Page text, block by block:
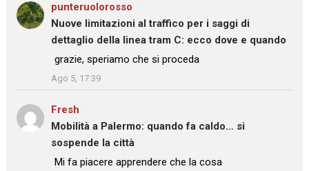
punteruolorosso
Nuove limitazioni al traffico per i saggi di
dettaglio della linea tram C: ecco dove e quando
: “
grazie, speriamo che si proceda
”
Ago 5, 17:39
Fresh
Mobilità a Palermo: quando fa caldo… si
sospende la città
: “
Mi fa piacere apprendere che la cosa